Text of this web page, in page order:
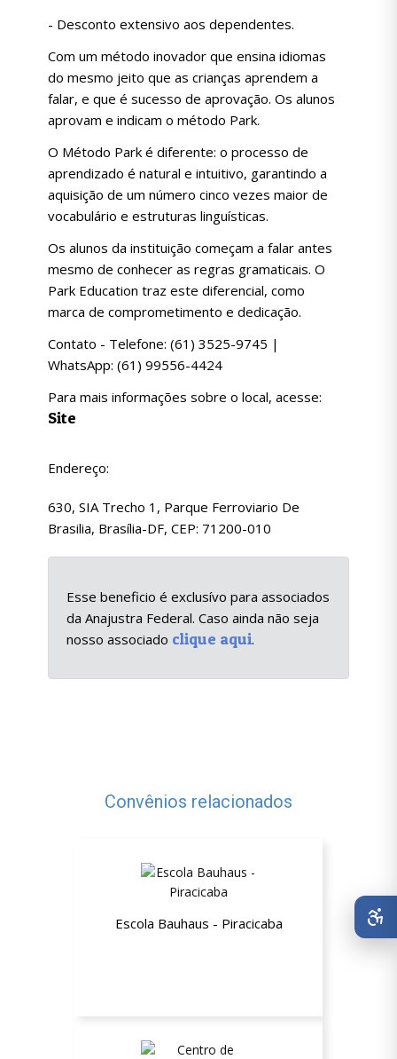
- Desconto extensivo aos dependentes.
Com um método inovador que ensina idiomas
do mesmo jeito que as crianças aprendem a
falar, e que é sucesso de aprovação. Os alunos
aprovam e indicam o método Park.
O Método Park é diferente: o processo de
aprendizado é natural e intuitivo, garantindo a
aquisição de um número cinco vezes maior de
vocabulário e estruturas linguísticas.
Os alunos da instituição começam a falar antes
mesmo de conhecer as regras gramaticais. O
Park Education traz este diferencial, como
marca de comprometimento e dedicação.
Contato - Telefone: (61) 3525-9745 |
WhatsApp: (61) 99556-4424
Para mais informações sobre o local, acesse:
Site
Endereço:
630, SIA Trecho 1, Parque Ferroviario De
Brasilia, Brasília-DF, CEP: 71200-010
Esse beneficio é exclusívo para associados
da Anajustra Federal. Caso ainda não seja
nosso associado clique aqui.
Convênios relacionados
Escola Bauhaus - Piracicaba